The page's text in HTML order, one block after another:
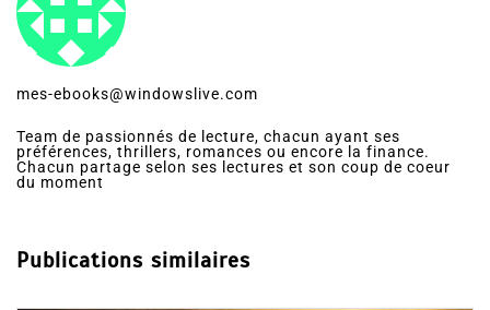
mes-ebooks@windowslive.com
Team de passionnés de lecture, chacun ayant ses
préférences, thrillers, romances ou encore la finance.
Chacun partage selon ses lectures et son coup de coeur
du moment
Publications similaires